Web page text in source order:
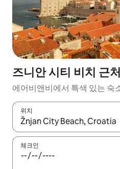
즈니안 시티 비치 근
에어비앤비에서 특색 있는 숙
위치
결과가 나오면 위·아래 화살표
체크인